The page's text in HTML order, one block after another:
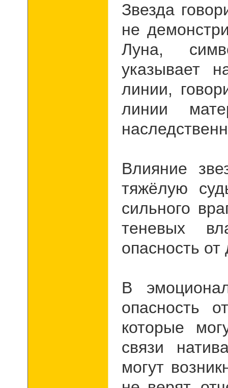
Звезда
не
Луна,
указывает
линии,
линии
Влияние
тяжёлую
сильного
теневых
опасность
В
опасность
которые
связи
могут